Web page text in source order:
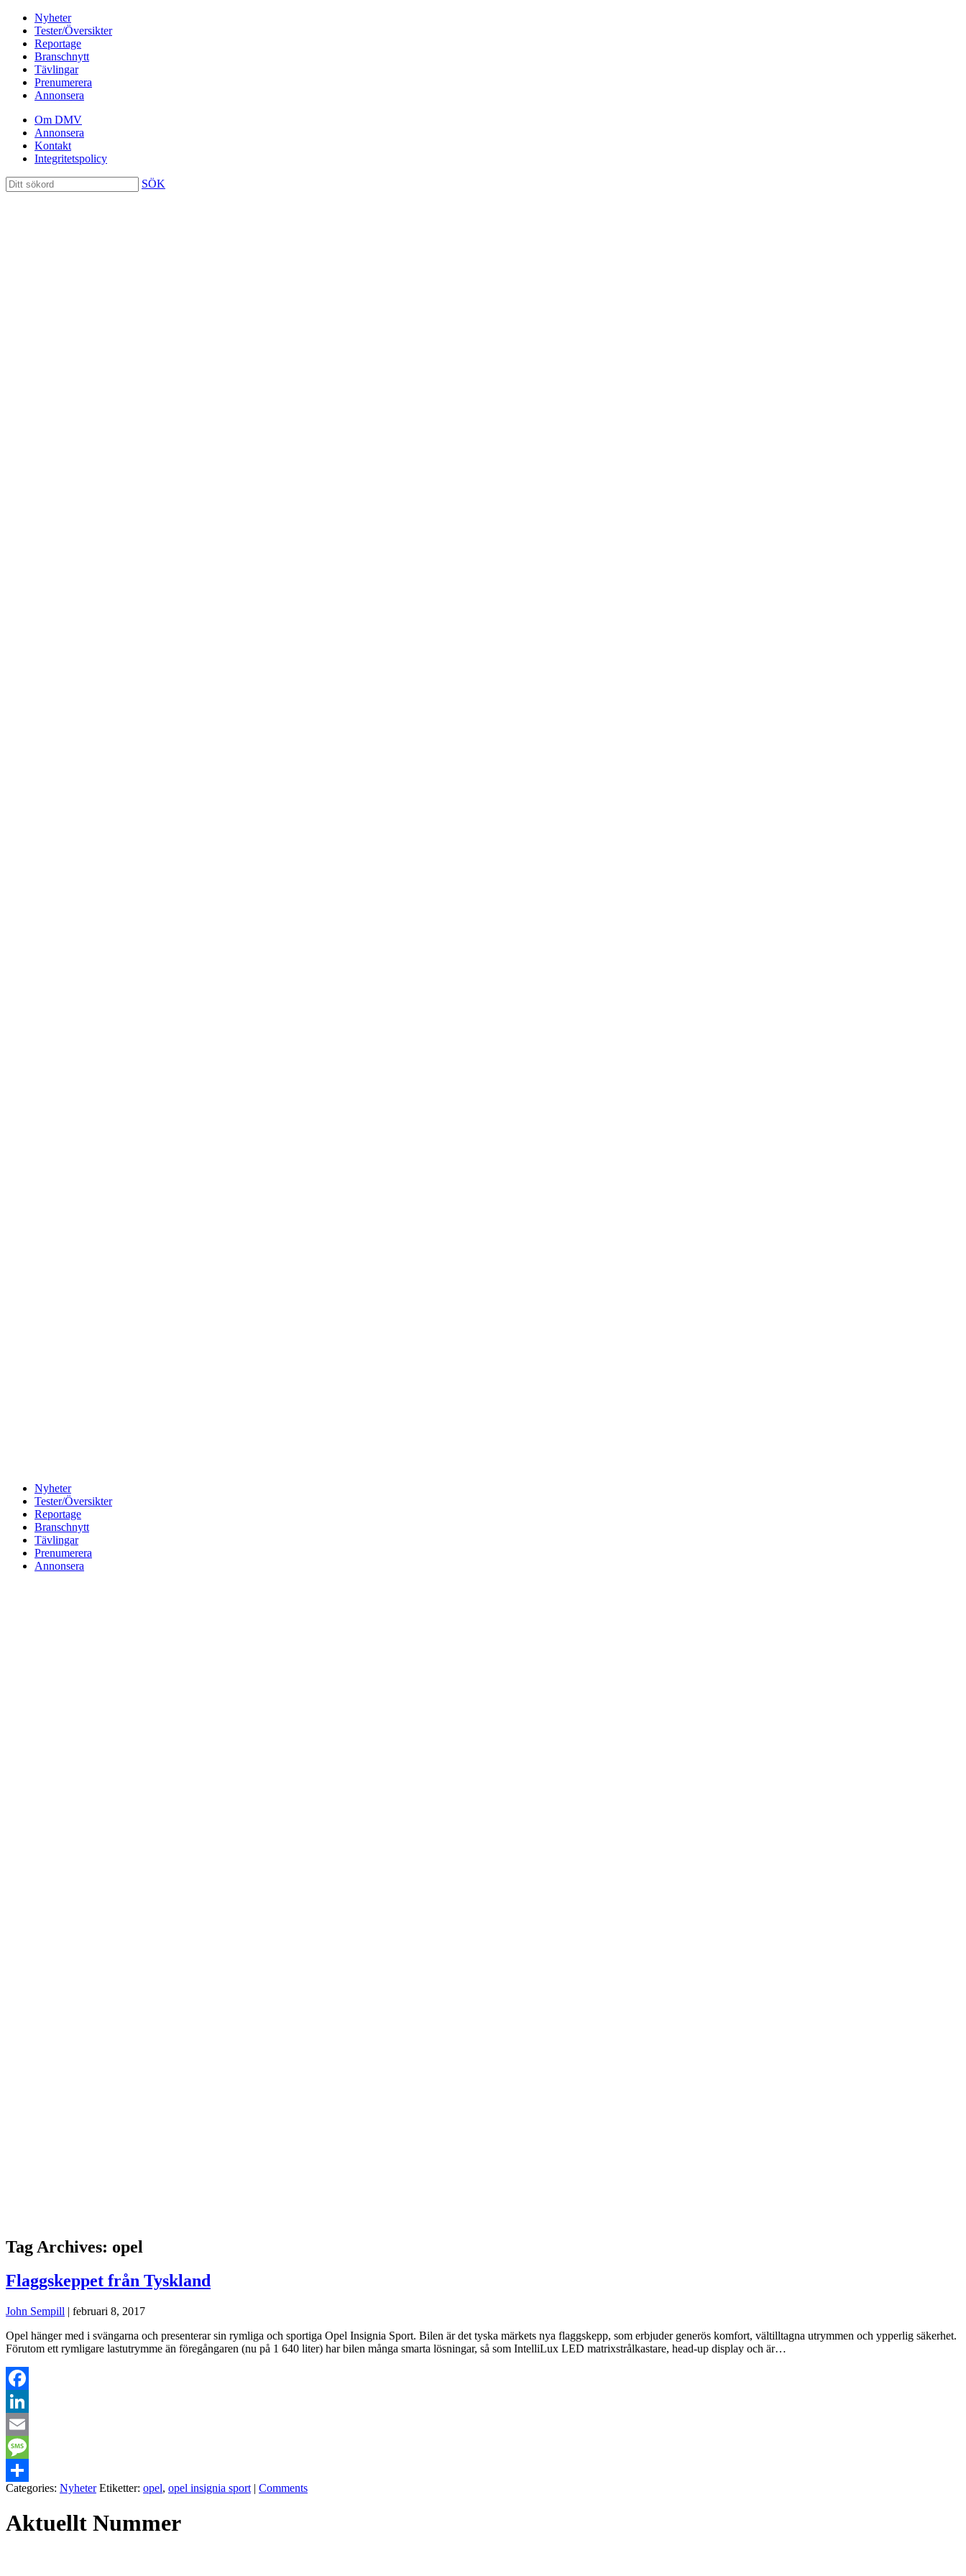
Nyheter
Tester/Översikter
Reportage
Branschnytt
Tävlingar
Prenumerera
Annonsera
Om DMV
Annonsera
Kontakt
Integritetspolicy
SÖK
Nyheter
Tester/Översikter
Reportage
Branschnytt
Tävlingar
Prenumerera
Annonsera
Tag Archives: opel
Flaggskeppet från Tyskland
John Sempill | februari 8, 2017
Opel hänger med i svängarna och presenterar sin rymliga och sportiga Opel Insignia Sport. Bilen är det tyska märkets nya flaggskepp, som erbjuder generös komfort, vältilltagna utrymmen och ypperlig säkerhet.
Förutom ett rymligare lastutrymme än föregångaren (nu på 1 640 liter) har bilen många smarta lösningar, så som IntelliLux LED matrixstrålkastare, head-up display och är…
Facebook
LinkedIn
Email
Message
Dela
Categories: Nyheter Etiketter: opel, opel insignia sport | Comments
Aktuellt Nummer